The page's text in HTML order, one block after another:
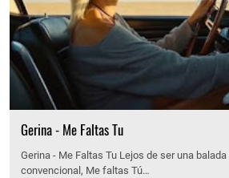
Gerina - Me Faltas Tu
Gerina - Me Faltas Tu Lejos de ser una
convencional, Me faltas Tú…